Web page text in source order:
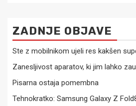
ZADNJE OBJAVE
Ste z mobilnikom ujeli res kakšen
Zanesljivost aparatov, ki jim lahko
Pisarna ostaja pomembna
Tehnokratko: Samsung Galaxy Z